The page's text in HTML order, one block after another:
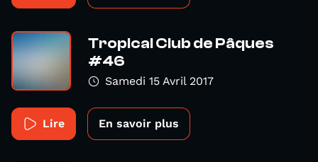
Tropical Club de Pâques
#46
Samedi 15 Avril 2017
Lire En savoir plus